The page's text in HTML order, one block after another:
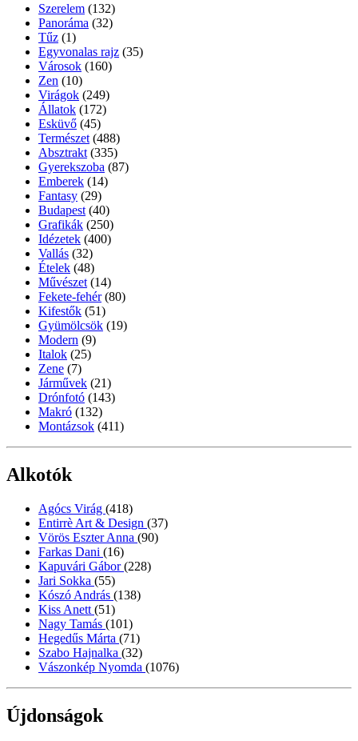
Szerelem (132)
Panoráma (32)
Tűz (1)
Egyvonalas rajz (35)
Városok (160)
Zen (10)
Virágok (249)
Állatok (172)
Esküvő (45)
Természet (488)
Absztrakt (335)
Gyerekszoba (87)
Emberek (14)
Fantasy (29)
Budapest (40)
Grafikák (250)
Idézetek (400)
Vallás (32)
Ételek (48)
Művészet (14)
Fekete-fehér (80)
Kifestők (51)
Gyümölcsök (19)
Modern (9)
Italok (25)
Zene (7)
Járművek (21)
Drónfotó (143)
Makró (132)
Montázsok (411)
Alkotók
Agócs Virág (418)
Entirrè Art & Design (37)
Vörös Eszter Anna (90)
Farkas Dani (16)
Kapuvári Gábor(228)
Jari Sokka (55)
Kószó András (138)
Kiss Anett (51)
Nagy Tamás (101)
Hegedűs Márta (71)
Szabo Hajnalka (32)
Vászonkép Nyomda (1076)
Újdonságok